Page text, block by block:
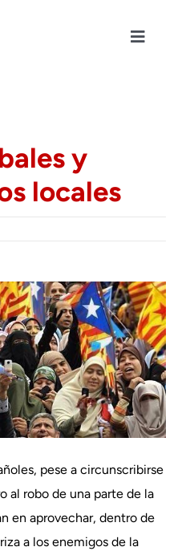
Toggle
y
locales
pese a circunscribirse
al robo de una parte de la
en aprovechar, dentro de
a los enemigos de la